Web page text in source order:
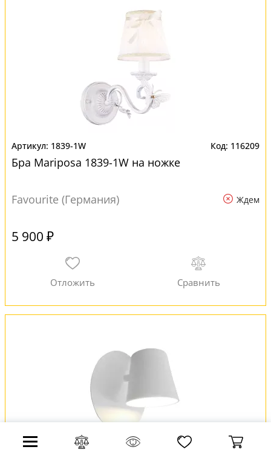
1839-1W 116209
Бра Mariposa 1839-1W на ножке
Favourite (Германия) Ждем
5 900 ₽